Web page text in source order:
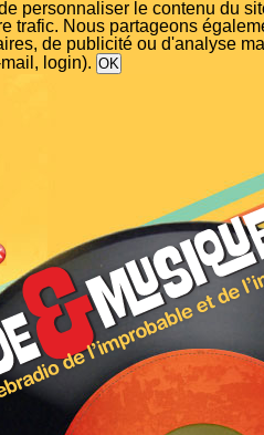
personnaliser le contenu du
trafic. Nous partageons
de publicité ou d'analyse
login).